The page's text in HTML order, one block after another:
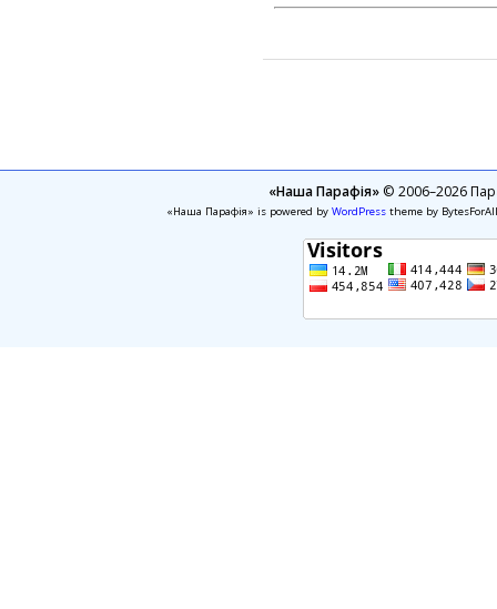
«Наша Парафія»© 2006–2026
«Наша Парафія» is powered by WordPresstheme by